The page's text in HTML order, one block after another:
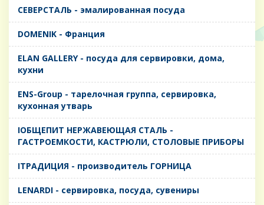
CЕВЕРСТАЛЬ - эмалированная посуда
DOMENIK - Франция
ELAN GALLERY - посуда для сервировки, дома,
кухни
ENS-Group - тарелочная группа, сервировка,
кухонная утварь
IОБЩЕПИТ НЕРЖАВЕЮЩАЯ СТАЛЬ -
ГАСТРОЕМКОСТИ, КАСТРЮЛИ, СТОЛОВЫЕ ПРИБОРЫ
IТРАДИЦИЯ - производитель ГОРНИЦА
LENARDI - сервировка, посуда, сувениры